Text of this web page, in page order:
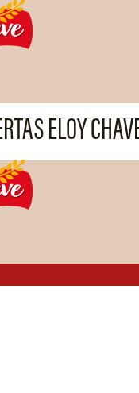
ELOY